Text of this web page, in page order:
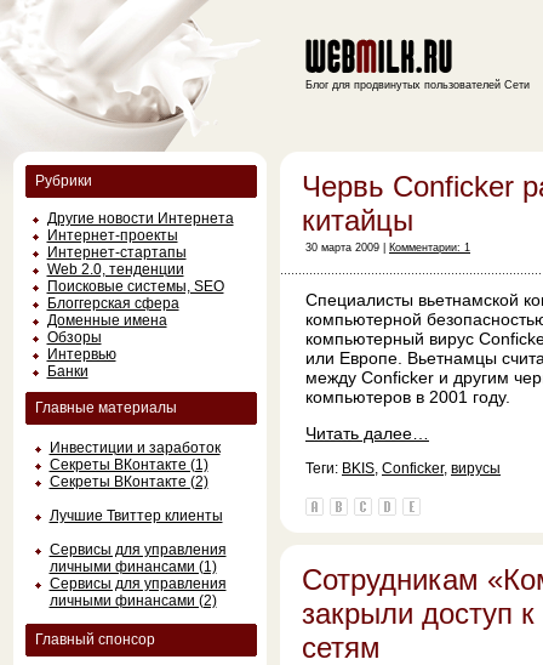
Рубрики
Другие новости Интернета
Интернет-проекты
Интернет-стартапы
Web 2.0, тенденции
Поисковые системы, SEO
Блоггерская сфера
Доменные имена
Обзоры
Интервью
Банки
Главные материалы
Инвестиции и заработок
Секреты ВКонтакте (1)
Секреты ВКонтакте (2)
Лучшие Твиттер клиенты
Сервисы для управления
личными финансами (1)
Сервисы для управления
личными финансами (2)
Главный спонсор
Блог для продвинутых пользователей Сети
Червь Conficker
китайцы
30 марта 2009 | Комментарии: 1
Специалисты вьетнамской
компьютерной
компьютерный вирус
или Европе. Вьетнамцы
между Conficker и другим
компьютеров в 2001 году.
Читать далее…
Теги: BKIS, Conficker, вирусы
Сотрудникам
закрыли доступ
сетям